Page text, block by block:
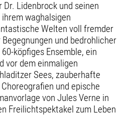
Lidenbrock und seinen
waghalsigen
Welten voll fremder
und bedrohlicher
köpfiges Ensemble, ein
vor dem einmaligen
Sees, zauberhafte
und epische
von Jules Verne in
Freilichtspektakel zum Leben